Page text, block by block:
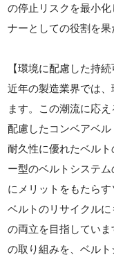
の停止リスクを最小
ナーとしての役割を果
【環境に配慮した持
近年の製造業界では
ます。この潮流に応
配慮したコンベアベル
耐久性に優れたベル
ー型のベルトシステ
にメリットをもたら
ベルトのリサイクル
の両立を目指してい
の取り組みを、ベル